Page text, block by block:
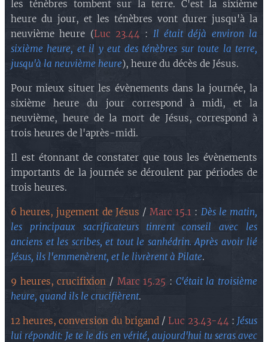
les ténèbres tombent sur la terre. C'est la sixième
heure du jour, et les ténèbres vont durer jusqu'à la
neuvième heure (Luc 23.44 : Il était déjà environ la
sixième heure, et il y eut des ténèbres sur toute la terre,
jusqu'à la neuvième heure), heure du décès de Jésus.
Pour mieux situer les évènements dans la journée, la
sixième heure du jour correspond à midi, et la
neuvième, heure de la mort de Jésus, correspond à
trois heures de l'après-midi.
Il est étonnant de constater que tous les évènements
importants de la journée se déroulent par périodes de
trois heures.
6 heures, jugement de Jésus /Marc 15.1 : Dès le matin,
les principaux sacrificateurs tinrent conseil avec les
anciens et les scribes, et tout le sanhédrin. Après avoir lié
Jésus, ils l'emmenèrent, et le livrèrent à Pilate.
9 heures, crucifixion / Marc 15.25 : C'était la troisième
heure, quand ils le crucifièrent.
12 heures, conversion du brigand/Luc 23.43-44: Jésus
lui répondit: Je te le dis en vérité, aujourd'hui tu seras avec